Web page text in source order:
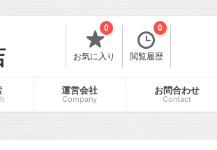
お気に入り
0
閲覧履歴
0
運営会社
Company
お問合わせ
Contact